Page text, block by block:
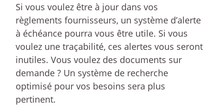
Si vous voulez être à jour dans vos
règlements fournisseurs, un système d’alerte
à échéance pourra vous être utile. Si vous
voulez une traçabilité, ces alertes vous seront
inutiles. Vous voulez des documents sur
demande ? Un système de recherche
optimisé pour vos besoins sera plus
pertinent.